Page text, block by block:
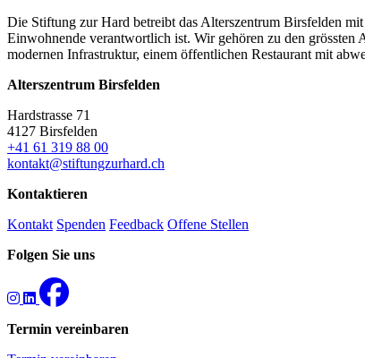
Die Stiftung zur Hard betreibt das Alterszentrum Birsfelden
Einwohnende verantwortlich ist. Wir gehören zu den
modernen Infrastruktur, einem öffentlichen Restaurant mit
Alterszentrum Birsfelden
Hardstrasse 71
4127 Birsfelden
+41 61 319 88 00
kontakt@stiftungzurhard.ch
Kontaktieren
Kontakt Spenden Feedback Offene Stellen
Folgen Sie uns
Termin vereinbaren